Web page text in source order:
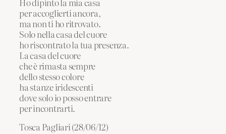
per accoglierti ancora,
ma non ti ho ritrovato.
Solo nella casa del cuore
ho riscontrato la tua presenza.
La casa del cuore
che è rimasta sempre
dello stesso colore
ha stanze iridescenti
dove solo io posso entrare
per incontrarti.
Tosca Pagliari (28/06/12)